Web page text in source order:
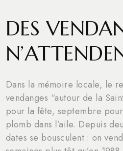
DES
Dans la mémoire locale, le
vendanges “autour de la
pour la fête, septembre
plomb dans l’aile. Depuis
dates se bousculent : on